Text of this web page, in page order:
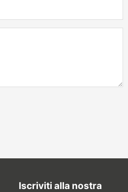
Iscriviti alla nostra